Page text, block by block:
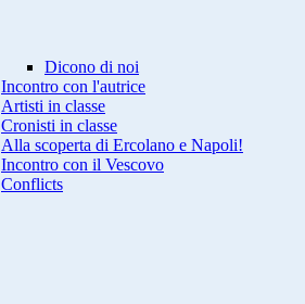
Dicono di noi
Incontro con l'autrice
Artisti in classe
Cronisti in classe
Alla scoperta di Ercolano e Napoli!
Incontro con il Vescovo
Conflicts